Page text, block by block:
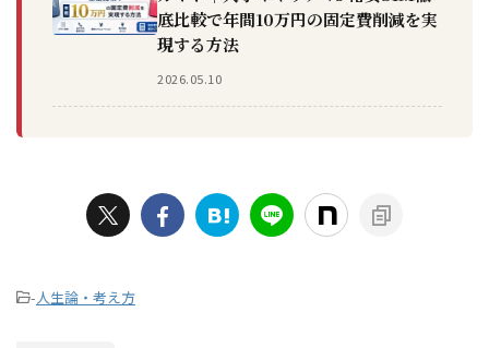
底比較で年間10万円の固定費削減を実
現する方法
2026.05.10
-人生論・考え方